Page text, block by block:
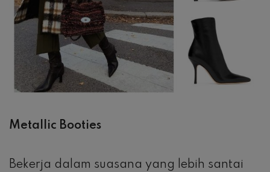
Metallic Booties
Bekerja dalam suasana yang lebih santai